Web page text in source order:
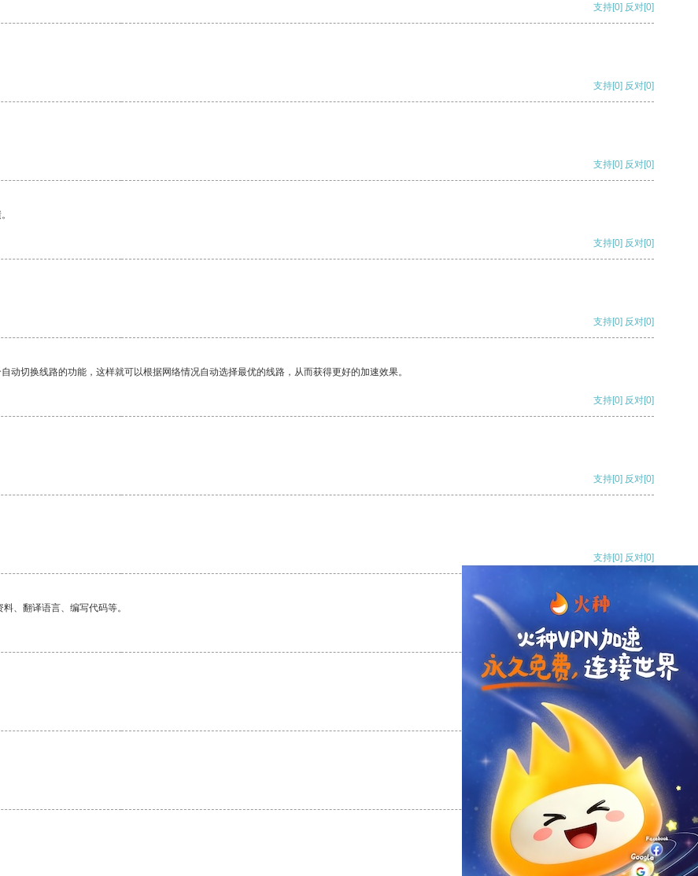
支持[0] 反对[0]
支持[0] 反对[0]
支持[0] 反对[0]
支持[0] 反对[0]
支持[0] 反对[0]
切换线路的功能，这样就可以根据网络情况自动选择最优的线路，从而获得更好的加速效果。
支持[0] 反对[0]
支持[0] 反对[0]
支持[0] 反对[0]
、翻译语言、编写代码等。
支持[0] 反对
支持
反对 [0]
支持[0] 反对[0]